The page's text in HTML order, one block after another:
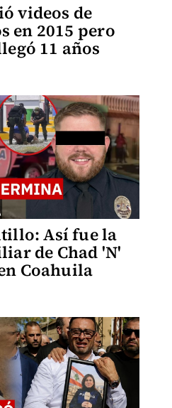
videos de
en 2015 pero
11 años
Así fue la
de Chad 'N'
Coahuila